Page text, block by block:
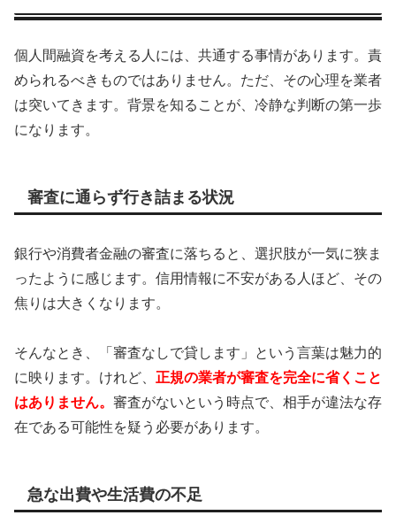
個人間融資を考える人には、共通する事情があります。責
められるべきものではありません。ただ、その心理を業者
は突いてきます。背景を知ることが、冷静な判断の第一歩
になります。
審査に通らず行き詰まる状況
銀行や消費者金融の審査に落ちると、選択肢が一気に狭ま
ったように感じます。信用情報に不安がある人ほど、その
焦りは大きくなります。
そんなとき、「審査なしで貸します」という言葉は魅力的
に映ります。けれど、 正規の業者が審査を完全に省くこと
はありません。 審査がないという時点で、相手が違法な存
在である可能性を疑う必要があります。
急な出費や生活費の不足